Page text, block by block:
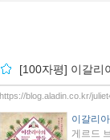
[100자평] 이갈리
https://blog.aladin.co.kr/
이갈리
게르드